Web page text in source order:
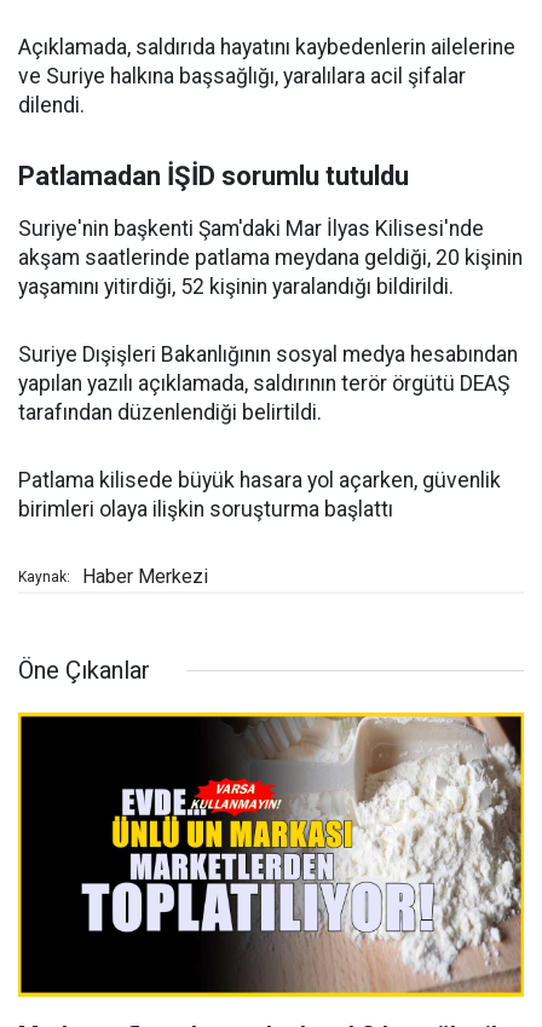
Açıklamada, saldırıda hayatını kaybedenlerin ailelerine
ve Suriye halkına başsağlığı, yaralılara acil şifalar
dilendi.
Patlamadan İŞİD sorumlu tutuldu
Suriye'nin başkenti Şam'daki Mar İlyas Kilisesi'nde
akşam saatlerinde patlama meydana geldiği, 20 kişinin
yaşamını yitirdiği, 52 kişinin yaralandığı bildirildi.
Suriye Dışişleri Bakanlığının sosyal medya hesabından
yapılan yazılı açıklamada, saldırının terör örgütü DEAŞ
tarafından düzenlendiği belirtildi.
Patlama kilisede büyük hasara yol açarken, güvenlik
birimleri olaya ilişkin soruşturma başlattı
Kaynak: Haber Merkezi
Öne Çıkanlar